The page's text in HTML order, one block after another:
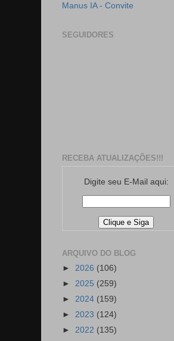
Manus IA - Convite
SEGUIDORES
RECEBA ATUALIZAÇÕES!!!
Digite seu E-Mail aqui:
ARQUIVO DO BLOG
► 2026 (106)
► 2025 (259)
► 2024 (159)
► 2023 (124)
► 2022 (135)